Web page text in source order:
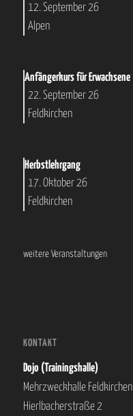
12. September 26
Alpen
Anfängerkurs für Erwachsene
22. September 26
Feldkirchen
Herbstlehrgang
17. Oktober 26
Feldkirchen
weitere Veranstaltungen
KONTAKT
Dojo (Trainingshalle)
Mehrzweckhalle Feldkirchen
Hierlbacherstraße 2